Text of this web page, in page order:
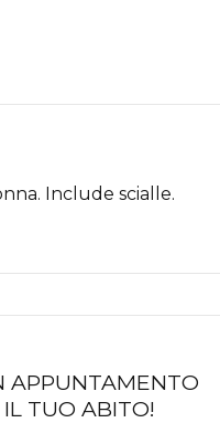
Include scialle.
APPUNTAMENTO
TUO ABITO!